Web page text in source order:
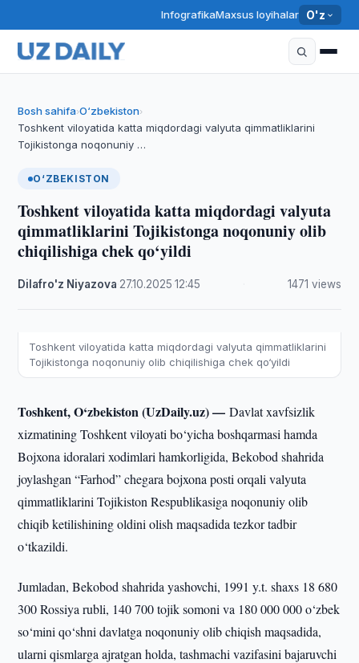
InfografikaMaxsus loyihalar O'z
Bosh sahifa›O‘zbekiston›
Toshkent viloyatida katta miqdordagi valyuta qimmatliklarini
Tojikistonga noqonuniy …
O‘ZBEKISTON
Toshkent viloyatida katta miqdordagi valyuta
qimmatliklarini Tojikistonga noqonuniy olib
chiqilishiga chek qo‘yildi
Dilafro'z Niyazova 27.10.2025 ·12:45 1471 views
Toshkent viloyatida katta miqdordagi valyuta qimmatliklarini
Tojikistonga noqonuniy olib chiqilishiga chek qo‘yildi
Toshkent, O‘zbekiston (UzDaily.uz) —Davlat xavfsizlik
xizmatining Toshkent viloyati bo‘yicha boshqarmasi hamda
Bojxona idoralari xodimlari hamkorligida, Bekobod shahrida
joylashgan “Farhod” chegara bojxona posti orqali valyuta
qimmatliklarini Tojikiston Respublikasiga noqonuniy olib
chiqib ketilishining oldini olish maqsadida tezkor tadbir
o‘tkazildi.
Jumladan, Bekobod shahrida yashovchi, 1991 y.t. shaxs 18 680
300 Rossiya rubli, 140 700 tojik somoni va 180 000 000 o‘zbek
so‘mini qo‘shni davlatga noqonuniy olib chiqish maqsadida,
ularni qismlarga ajratgan holda, tashmachi vazifasini bajaruvchi